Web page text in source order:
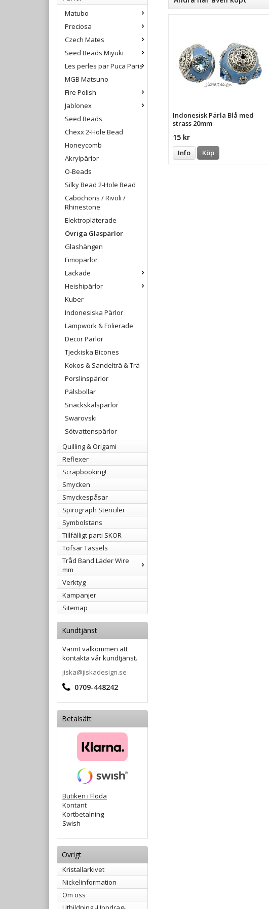
Matubo
Preciosa
Czech Mates
Seed Beads Miyuki
Les perles par Puca Paris
MGB Matsuno
Fire Polish
Jablonex
Seed Beads
Chexx 2-Hole Bead
Honeycomb
Akrylpärlor
O-Beads
Silky Bead 2-Hole Bead
Cabochons / Rivoli /
Rhinestone
Elektropläterade
Övriga Glaspärlor
Glashängen
Fimopärlor
Lackade
Heishipärlor
Kuber
Indonesiska Pärlor
Lampwork & Folierade
Decor Pärlor
Tjeckiska Bicones
Kokos & Sandelträ & Trä
Porslinspärlor
Pälsbollar
Snäckskalspärlor
Swarovski
Sötvattenspärlor
Quilling & Origami
Reflexer
Scrapbooking!
Smycken
Smyckespåsar
Spirograph Stenciler
Symbolstans
Tillfälligt parti SKOR
Tofsar Tassels
Tråd Band Läder Wire
mm
Verktyg
Kampanjer
Sitemap
Kundtjänst
Varmt välkommen att
kontakta vår kundtjänst.
jiska@jiskadesign.se
0709-448242
Betalsätt
Butiken i Floda
Kontant
Kortbetalning
Swish
Övrigt
Kristallarkivet
Nickelinformation
Om oss
Indonesisk Pärla Blå med
strass 20mm
15 kr
Info Köp